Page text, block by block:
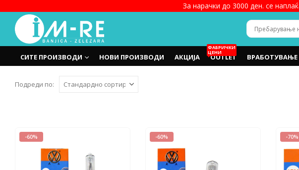
За нарачки до 3000 ден. се
СИТЕ ПРОИЗВОДИ НОВИ ПРОИЗВОДИ АКЦИЈА OUTLET
ФАБРИЧКИ
ЦЕНИ
ВРАБОТУВАЊЕ
Подреди по:
-60% -60% -70%